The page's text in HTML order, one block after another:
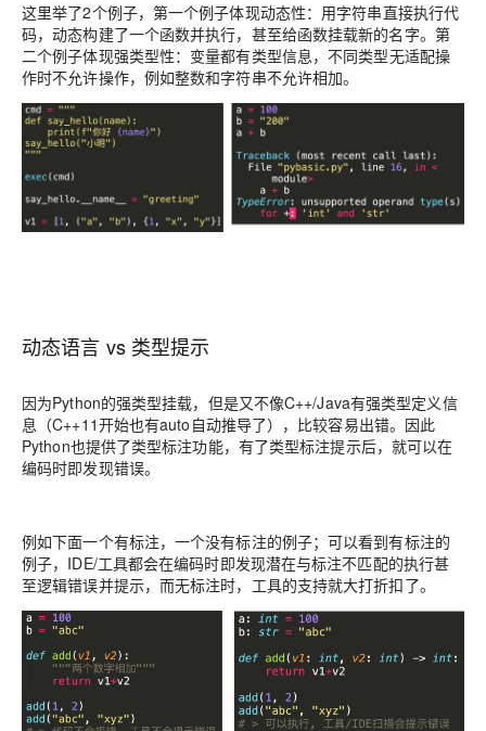
这里举了2个例子，第一个例子体现动态性：用字符串直接执行代
码，动态构建了一个函数并执行，甚至给函数挂载新的名字。第
二个例子体现强类型性：变量都有类型信息，不同类型无适配操
作时不允许操作，例如整数和字符串不允许相加。
动态语言 vs 类型提示
因为Python的强类型挂载，但是又不像C++/Java有强类型定义信
息（C++11开始也有auto自动推导了），比较容易出错。因此
Python也提供了类型标注功能，有了类型标注提示后，就可以在
编码时即发现错误。
例如下面一个有标注，一个没有标注的例子；可以看到有标注的
例子，IDE/工具都会在编码时即发现潜在与标注不匹配的执行甚
至逻辑错误并提示，而无标注时，工具的支持就大打折扣了。